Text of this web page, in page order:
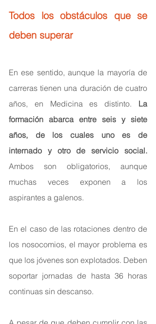
Todos los obstáculos que se
deben superar
En ese sentido, aunque la mayoría de
carreras tienen una duración de cuatro
años, en Medicina es distinto. La
formación abarca entre seis y siete
años, de los cuales uno es de
internado y otro de servicio social.
Ambos son obligatorios, aunque
muchas veces exponen a los
aspirantes a galenos.
En el caso de las rotaciones dentro de
los nosocomios, el mayor problema es
que los jóvenes son explotados. Deben
soportar jornadas de hasta 36 horas
continuas sin descanso.